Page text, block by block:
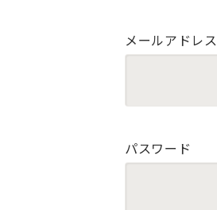
メールアドレス
パスワード